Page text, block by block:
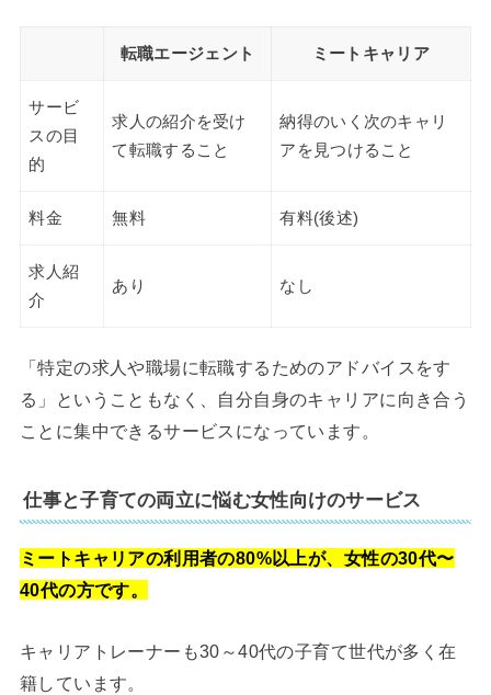
転職エージェント ミートキャリア
サービ
スの目
的
求人の紹介を受け
て転職すること
納得のいく次のキャリ
アを見つけること
料金 無料 有料(後述)
求人紹
介
あり なし
「特定の求人や職場に転職するためのアドバイスをす
る」ということもなく、自分自身のキャリアに向き合う
ことに集中できるサービスになっています。
仕事と子育ての両立に悩む女性向けのサービス
ミートキャリアの利用者の80%以上が、女性の30代〜
40代の方です。
キャリアトレーナーも30～40代の子育て世代が多く在
籍しています。